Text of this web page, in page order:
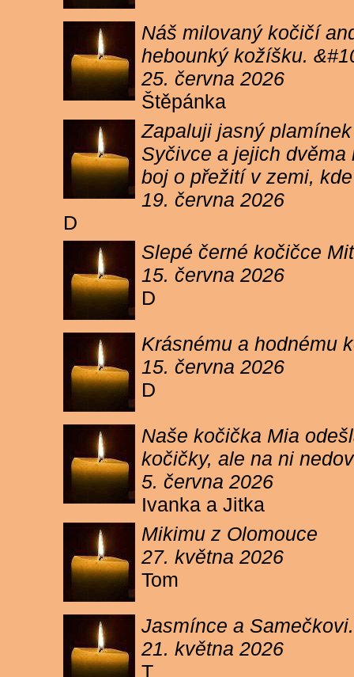
Náš milovaný kočičí
hebounký kožíšku.
25. června 2026
Štěpánka
Zapaluji jasný
Syčivce a jejich
boj o přežití v zemi,
19. června 2026
D
Slepé černé kočičce
15. června 2026
D
Krásnému a hodnému
15. června 2026
D
Naše kočička Mia
kočičky, ale na ni
5. června 2026
Ivanka a Jitka
Mikimu z Olomouce
27. května 2026
Tom
Jasmínce a
21. května 2026
T